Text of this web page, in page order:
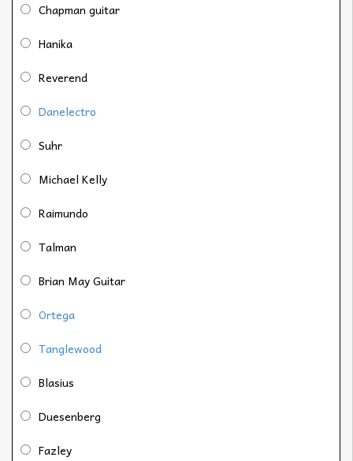
Chapman guitar
Hanika
Reverend
Danelectro
Suhr
Michael Kelly
Raimundo
Talman
Brian May Guitar
Ortega
Tanglewood
Blasius
Duesenberg
Fazley